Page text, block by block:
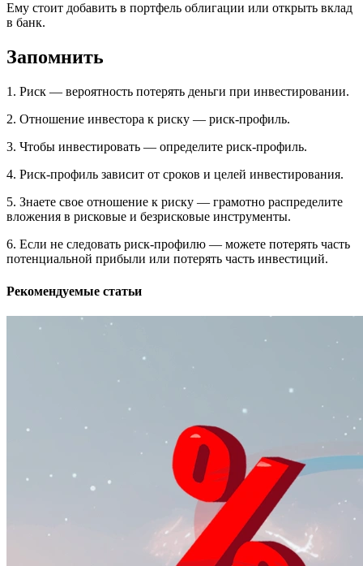
Ему стоит добавить в портфель облигации или открыть вклад
в банк.
Запомнить
1. Риск — вероятность потерять деньги при инвестировании.
2. Отношение инвестора к риску — риск-профиль.
3. Чтобы инвестировать — определите риск-профиль.
4. Риск-профиль зависит от сроков и целей инвестирования.
5. Знаете свое отношение к риску — грамотно распределите
вложения в рисковые и безрисковые инструменты.
6. Если не следовать риск-профилю — можете потерять часть
потенциальной прибыли или потерять часть инвестиций.
Рекомендуемые статьи